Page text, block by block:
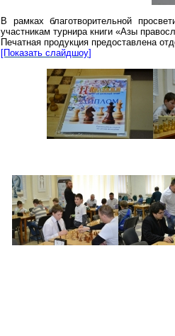
В рамках благотворительной
участникам турнира книги «Азы
Печатная продукция предоставлена
[Показать слайдшоу]